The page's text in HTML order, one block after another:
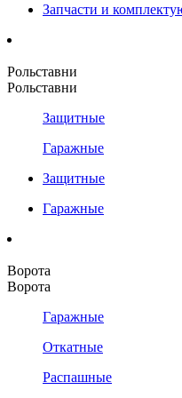
Запчасти и
Рольставни
Рольставни
Защитные
Гаражные
Защитные
Гаражные
Ворота
Ворота
Гаражные
Откатные
Распашные